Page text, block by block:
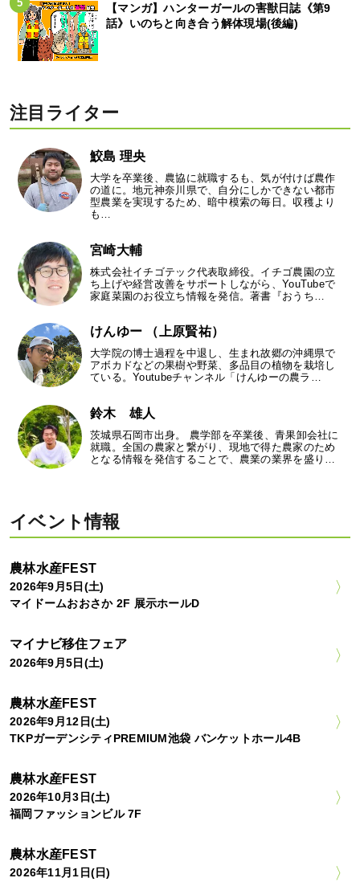
【マンガ】ハンターガールの害獣日誌《第9
話》いのちと向き合う解体現場(後編)
注目ライター
鮫島 理央
大学を卒業後、農協に就職するも、気が付けば農作
の道に。地元神奈川県で、自分にしかできない都市
型農業を実現するため、暗中模索の毎日。収穫より
も…
宮崎大輔
株式会社イチゴテック代表取締役。イチゴ農園の立
ち上げや経営改善をサポートしながら、YouTubeで
家庭菜園のお役立ち情報を発信。著書『おうち…
けんゆー （上原賢祐）
大学院の博士過程を中退し、生まれ故郷の沖縄県で
アボカドなどの果樹や野菜、多品目の植物を栽培し
ている。Youtubeチャンネル「けんゆーの農ラ…
鈴木 雄人
茨城県石岡市出身。 農学部を卒業後、青果卸会社に
就職。全国の農家と繋がり、現地で得た農家のため
となる情報を発信することで、農業の業界を盛り…
イベント情報
農林水産FEST
2026年9月5日(土)
マイドームおおさか 2F 展示ホールD
マイナビ移住フェア
2026年9月5日(土)
農林水産FEST
2026年9月12日(土)
TKPガーデンシティPREMIUM池袋 バンケットホール4B
農林水産FEST
2026年10月3日(土)
福岡ファッションビル 7F
農林水産FEST
2026年11月1日(日)